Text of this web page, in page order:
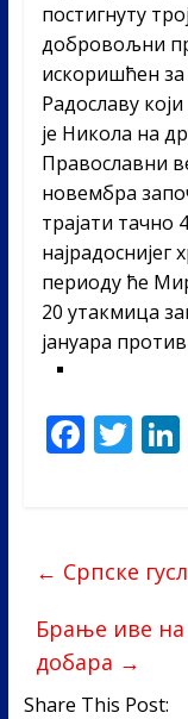
постигнуту
добровољни
искоришћен
Радославу
је Никола на
Православни
новембра
трајати тачно
периоду ће
20 утакмица
јануара
F
o
o
k
T
← Српске
Брање иве на
добара →
Share This Post: